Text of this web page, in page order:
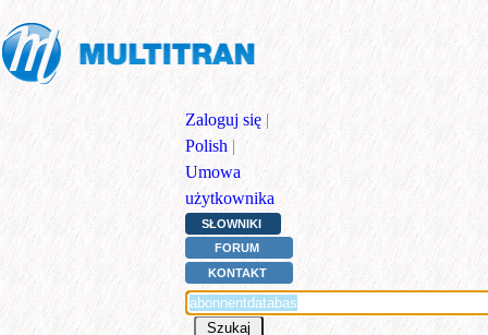
Zaloguj się |
Polish |
Umowa
użytkownika
SŁOWNIKI
FORUM
KONTAKT